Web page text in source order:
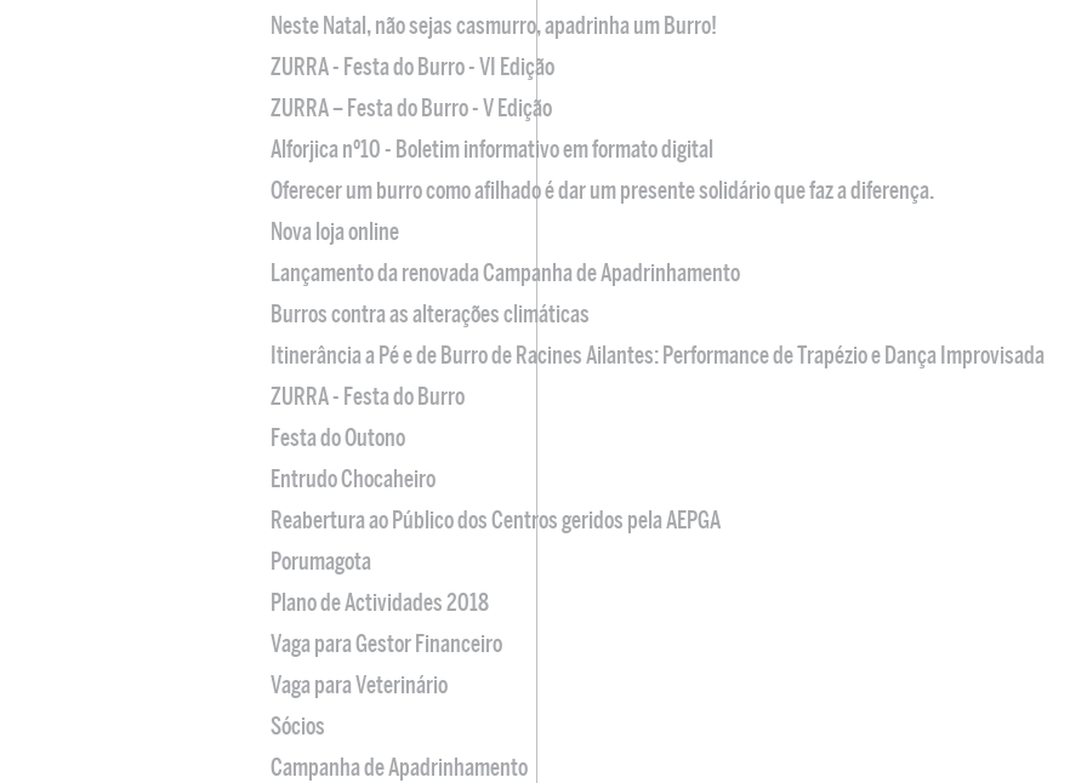
Neste Natal, não sejas casmurro, apadrinha um Burro!
ZURRA - Festa do Burro - VI Edição
ZURRA – Festa do Burro - V Edição
Alforjica nº10 - Boletim informativo em formato digital
Oferecer um burro como afilhado é dar um presente solidário que faz a diferença.
Nova loja online
Lançamento da renovada Campanha de Apadrinhamento
Burros contra as alterações climáticas
Itinerância a Pé e de Burro de Racines Ailantes: Performance de Trapézio e Dança Improvisada
ZURRA - Festa do Burro
Festa do Outono
Entrudo Chocaheiro
Reabertura ao Público dos Centros geridos pela AEPGA
Porumagota
Plano de Actividades 2018
Vaga para Gestor Financeiro
Vaga para Veterinário
Sócios
Campanha de Apadrinhamento